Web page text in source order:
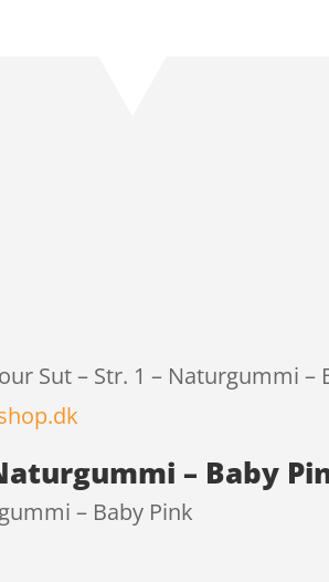
Sut – Str. 1 – Naturgummi
– Baby
– Baby Pink